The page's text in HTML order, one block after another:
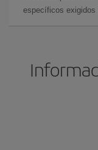
específicos exigidos